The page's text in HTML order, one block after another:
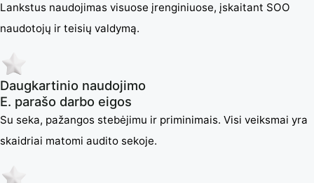
Lankstus naudojimas visuose įrenginiuose, įskaitant SOO
naudotojų ir teisių valdymą.
Daugkartinio naudojimo
E. parašo darbo eigos
Su seka, pažangos stebėjimu ir priminimais. Visi veiksmai yra
skaidriai matomi audito sekoje.